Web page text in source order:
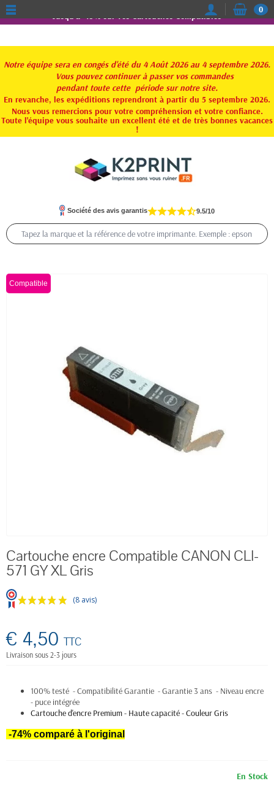
Jusqu'à -15% sur vos Cartouches Compatibles
Notre équipe sera en congés d'été du 4 Août 2026 au 4 septembre 2026.
Vous pouvez continuer à passer vos commandes
pendant toute cette période sur notre site.
En revanche, les expéditions reprendront à partir du 5 septembre 2026.
Nous vous remercions pour votre compréhension et votre confiance.
Toute l'équipe vous souhaite un excellent été et de très bonnes vacances
!
0
Société des avis garantis 9.5/10
Compatible
Cartouche encre Compatible CANON CLI-
571 GY XL Gris
(8 avis)
€ 4,50 TTC
Livraison sous 2-3 jours
100% testé - Compatibilité Garantie - Garantie 3 ans - Niveau encre
- puce intégrée
Cartouche d'encre Premium - Haute capacité - Couleur Gris
-74% comparé à l'original
En Stock